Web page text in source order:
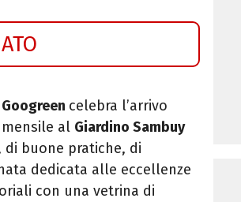
Googreen celebra l’arrivo
al Giardino Sambuy
buone pratiche, di
dedicata alle eccellenze
con una vetrina di